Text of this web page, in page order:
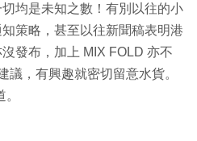
均是未知之數！有別以往的小
策略，甚至以往新聞稿表明港
發布，加上 MIX FOLD 亦不
議，有興趣就密切留意水貨。